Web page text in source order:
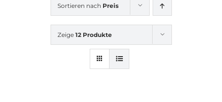
Sortieren nach Preis
Zeige 12 Produkte